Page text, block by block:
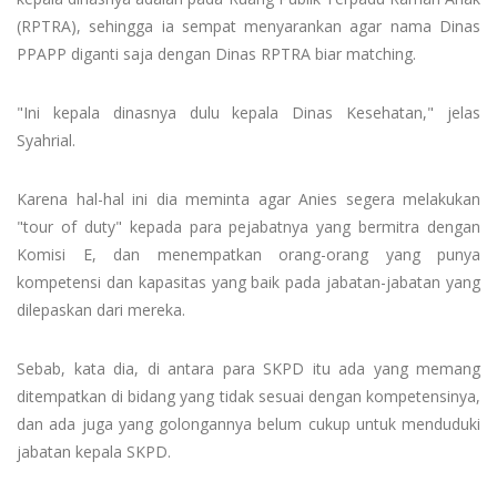
(RPTRA), sehingga ia sempat menyarankan agar nama Dinas
PPAPP diganti saja dengan Dinas RPTRA biar matching.
"Ini kepala dinasnya dulu kepala Dinas Kesehatan," jelas
Syahrial.
Karena hal-hal ini dia meminta agar Anies segera melakukan
"tour of duty" kepada para pejabatnya yang bermitra dengan
Komisi E, dan menempatkan orang-orang yang punya
kompetensi dan kapasitas yang baik pada jabatan-jabatan yang
dilepaskan dari mereka.
Sebab, kata dia, di antara para SKPD itu ada yang memang
ditempatkan di bidang yang tidak sesuai dengan kompetensinya,
dan ada juga yang golongannya belum cukup untuk menduduki
jabatan kepala SKPD.